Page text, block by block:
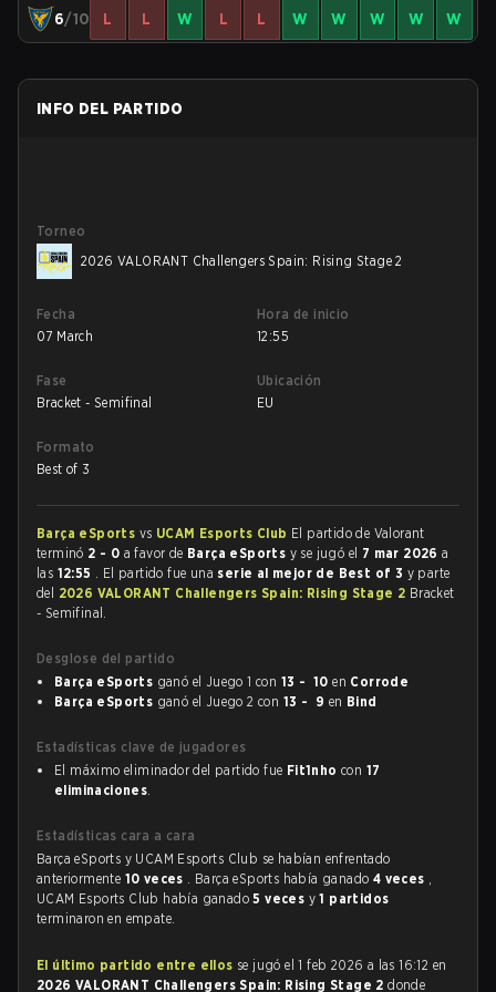
6/10 L L W L L W W W W W
INFO DEL PARTIDO
Torneo
2026 VALORANT Challengers Spain: Rising Stage 2
Fecha
07 March
Hora de inicio
12:55
Fase
Bracket - Semifinal
Ubicación
EU
Formato
Best of 3
Barça eSports vs UCAM Esports Club El partido de Valorant
terminó 2 - 0 a favor de Barça eSports y se jugó el 7 mar 2026a
las 12:55 . El partido fue una serie al mejor de Best of 3 y parte
del 2026 VALORANT Challengers Spain: Rising Stage 2 Bracket
- Semifinal.
Desglose del partido
Barça eSports ganó el Juego 1 con 13 - 10 en Corrode
Barça eSports ganó el Juego 2 con 13 - 9 en Bind
Estadísticas clave de jugadores
El máximo eliminador del partido fue Fit1nho con 17
eliminaciones.
Estadísticas cara a cara
Barça eSports y UCAM Esports Club se habían enfrentado
anteriormente 10 veces . Barça eSports había ganado 4 veces ,
UCAM Esports Club había ganado5 veces y1 partidos
terminaron en empate.
El último partido entre ellos se jugó el 1 feb 2026 a las 16:12 en
2026 VALORANT Challengers Spain: Rising Stage 2donde